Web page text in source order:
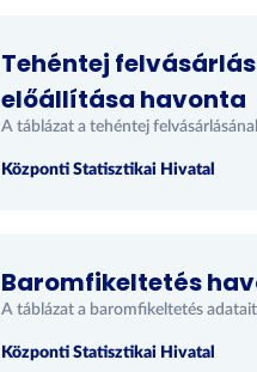
Tehéntej
előállítása havonta
A táblázat a tehéntej
Központi Statisztikai Hivatal
Baromfikeltetés
A táblázat a baromfikeltetés
Központi Statisztikai Hivatal